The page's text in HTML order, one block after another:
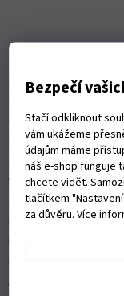
Bezpečí
Stačí odkliknout
vám ukážeme
údajům máme
náš e-shop funguje
chcete vidět.
tlačítkem
za důvěru. Více
Informace pro vás
Kontakty
Ochrana osobních údajů
Možnosti dopravy
Platební možnosti
Vrácení zboží a
Nákup na splátky
ISO 9001:2015
Autorizovaný servis